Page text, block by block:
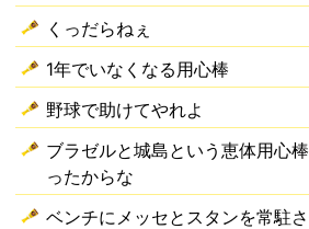
くっだらねぇ
1年でいなくなる用心棒
野球で助けてやれよ
ブラゼルと城島という恵体用心
ったからな
ベンチにメッセとスタンを常駐